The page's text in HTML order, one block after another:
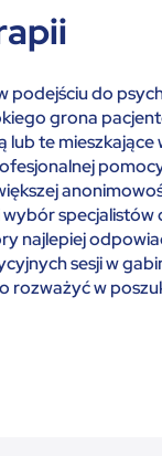
podejściu do
grona
te mieszkające
najlepiej
sesji w
rozważyć w